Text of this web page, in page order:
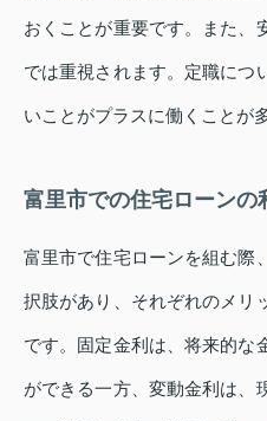
おくことが重要です。また、
では重視されます。定職につ
いことがプラスに働くことが
富里市での住宅ローンの
富里市で住宅ローンを組む際
択肢があり、それぞれのメリ
です。固定金利は、将来的な
ができる一方、変動金利は、